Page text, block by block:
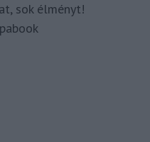
sok élményt!